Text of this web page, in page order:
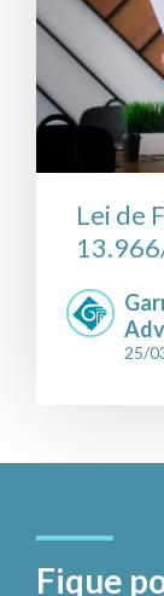
Lei de
25/
Fique